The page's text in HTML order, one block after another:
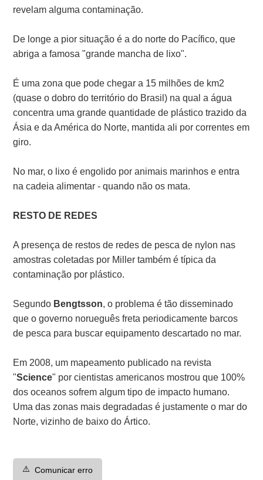
revelam alguma contaminação.
De longe a pior situação é a do norte do Pacífico, que
abriga a famosa "grande mancha de lixo".
É uma zona que pode chegar a 15 milhões de km2
(quase o dobro do território do Brasil) na qual a água
concentra uma grande quantidade de plástico trazido da
Ásia e da América do Norte, mantida ali por correntes em
giro.
No mar, o lixo é engolido por animais marinhos e entra
na cadeia alimentar - quando não os mata.
RESTO DE REDES
A presença de restos de redes de pesca de nylon nas
amostras coletadas por Miller também é típica da
contaminação por plástico.
Segundo Bengtsson, o problema é tão disseminado
que o governo norueguês freta periodicamente barcos
de pesca para buscar equipamento descartado no mar.
Em 2008, um mapeamento publicado na revista
"Science" por cientistas americanos mostrou que 100%
dos oceanos sofrem algum tipo de impacto humano.
Uma das zonas mais degradadas é justamente o mar do
Norte, vizinho de baixo do Ártico.
⚠️ Comunicar erro